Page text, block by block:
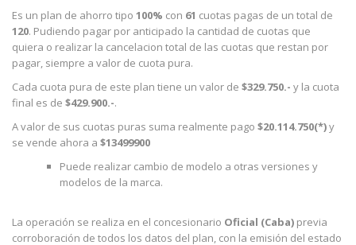
Es un plan de ahorro tipo 100% con 61 cuotas pagas de un total de
120. Pudiendo pagar por anticipado la cantidad de cuotas que
quiera o realizar la cancelacion total de las cuotas que restan por
pagar, siempre a valor de cuota pura.
Cada cuota pura de este plan tiene un valor de $329.750.- y la cuota
final es de $429.900.-.
A valor de sus cuotas puras suma realmente pago $20.114.750(*)y
se vende ahora a $13499900
Puede realizar cambio de modelo a otras versiones y
modelos de la marca.
La operación se realiza en el concesionario Oficial (Caba) previa
corroboración de todos los datos del plan, con la emisión del estado